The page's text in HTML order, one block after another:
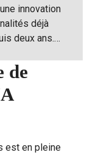
innovation
déjà
deux ans.…
de
est en pleine